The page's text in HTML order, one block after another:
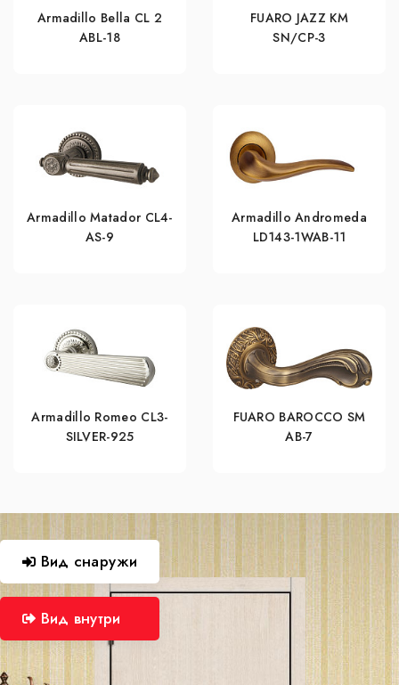
Armadillo Bella CL 2
ABL-18
FUARO JAZZ KM
SN/CP-3
Armadillo Matador CL4-
AS-9
Armadillo Andromeda
LD143-1WAB-11
Armadillo Romeo CL3-
SILVER-925
FUARO BAROCCO SM
AB-7
Вид снаружи
Вид внутри